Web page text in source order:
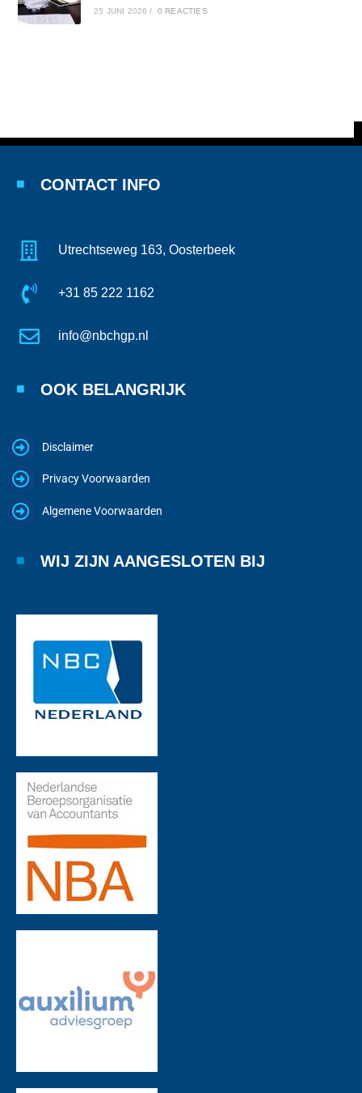
25 JUNI 2026 / 0 REACTIES
CONTACT INFO
Utrechtseweg 163, Oosterbeek
+31 85 222 1162
info@nbchgp.nl
OOK BELANGRIJK
Disclaimer
Privacy Voorwaarden
Algemene Voorwaarden
WIJ ZIJN AANGESLOTEN BIJ